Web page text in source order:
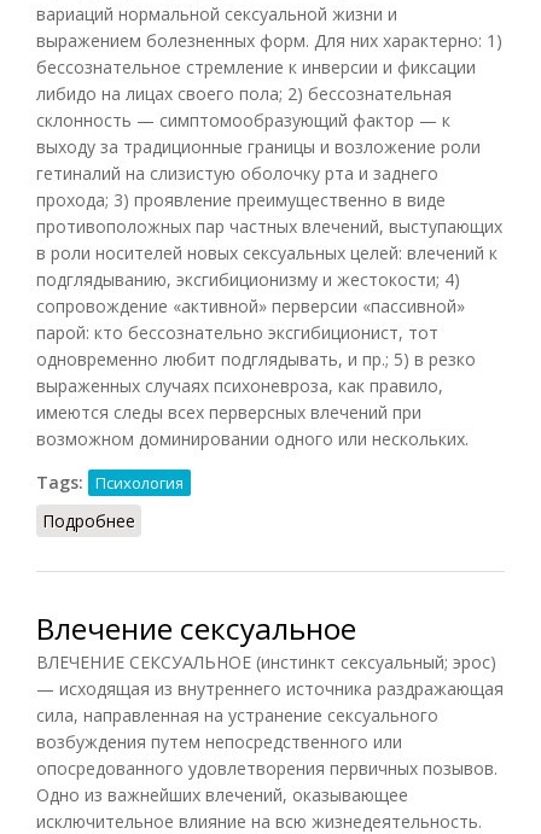
вариаций нормальной сексуальной жизни и
выражением болезненных форм. Для них характерно: 1)
бессознательное стремление к инверсии и фиксации
либидо на лицах своего пола; 2) бессознательная
склонность — симптомообразующий фактор — к
выходу за традиционные границы и возложение роли
гетиналий на слизистую оболочку рта и заднего
прохода; 3) проявление преимущественно в виде
противоположных пар частных влечений, выступающих
в роли носителей новых сексуальных целей: влечений к
подглядыванию, эксгибиционизму и жестокости; 4)
сопровождение «активной» перверсии «пассивной»
парой: кто бессознательно эксгибиционист, тот
одновременно любит подглядывать, и пр.; 5) в резко
выраженных случаях психоневроза, как правило,
имеются следы всех перверсных влечений при
возможном доминировании одного или нескольких.
Tags:
Психология
Подробнее
Влечение сексуальное
ВЛЕЧЕНИЕ СЕКСУАЛЬНОЕ (инстинкт сексуальный; эрос)
— исходящая из внутреннего источника раздражающая
сила, направленная на устранение сексуального
возбуждения путем непосредственного или
опосредованного удовлетворения первичных позывов.
Одно из важнейших влечений, оказывающее
исключительное влияние на всю жизнедеятельность.